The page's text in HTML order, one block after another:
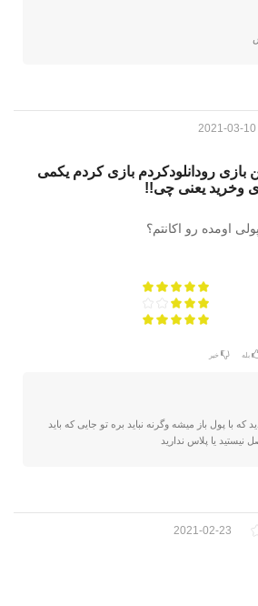
2021-03-10
رودانلودکردم بازی کردم یکمی
وخرید یعنی چی!!
اومده رو اکانتم؟
بله خیر
که با پول باز میشه وگرنه نباید بره تو جایی که باید
نیستید یا پلاس ندارید
2021-02-23